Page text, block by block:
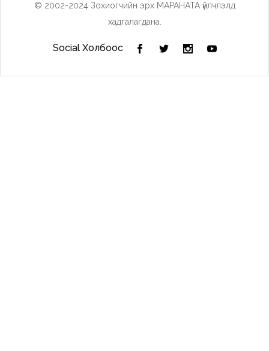
© 2002-2024 Зохиогчийн эрх МАРАНАТА үйлчлэлд
хадгалагдана.
Social Холбоос